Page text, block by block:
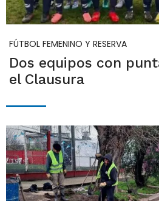
FÚTBOL FEMENINO Y RESERVA
Dos equipos con
el Clausura